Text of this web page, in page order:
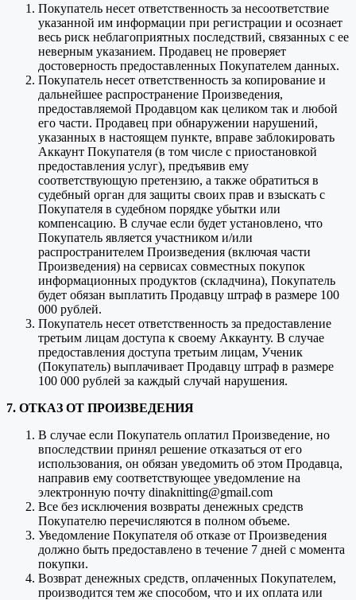
Покупатель несет ответственность за несоответствие
указанной им информации при регистрации и осознает
весь риск неблагоприятных последствий, связанных с ее
неверным указанием. Продавец не проверяет
достоверность предоставленных Покупателем данных.
Покупатель несет ответственность за копирование и
дальнейшее распространение Произведения,
предоставляемой Продавцом как целиком так и любой
его части. Продавец при обнаружении нарушений,
указанных в настоящем пункте, вправе заблокировать
Аккаунт Покупателя (в том числе с приостановкой
предоставления услуг), предъявив ему
соответствующую претензию, а также обратиться в
судебный орган для защиты своих прав и взыскать с
Покупателя в судебном порядке убытки или
компенсацию. В случае если будет установлено, что
Покупатель является участником и/или
распространителем Произведения (включая части
Произведения) на сервисах совместных покупок
информационных продуктов (складчина), Покупатель
будет обязан выплатить Продавцу штраф в размере 100
000 рублей.
Покупатель несет ответственность за предоставление
третьим лицам доступа к своему Аккаунту. В случае
предоставления доступа третьим лицам, Ученик
(Покупатель) выплачивает Продавцу штраф в размере
100 000 рублей за каждый случай нарушения.
7. ОТКАЗ ОТ ПРОИЗВЕДЕНИЯ
В случае если Покупатель оплатил Произведение, но
впоследствии принял решение отказаться от его
использования, он обязан уведомить об этом Продавца,
направив ему соответствующее уведомление на
электронную почту dinaknitting@gmail.com
Все без исключения возвраты денежных средств
Покупателю перечисляются в полном объеме.
Уведомление Покупателя об отказе от Произведения
должно быть предоставлено в течение 7 дней с момента
покупки.
Возврат денежных средств, оплаченных Покупателем,
производится тем же способом, что и их оплата или